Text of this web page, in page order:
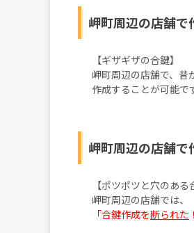
岬町周辺の店舗で
【ギザギザの合鍵】
岬町周辺の店舗で、昔
作成することが可能で
岬町周辺の店舗で
【ポツポツと穴のあ
岬町周辺の店舗では、
「合鍵作成を断られた